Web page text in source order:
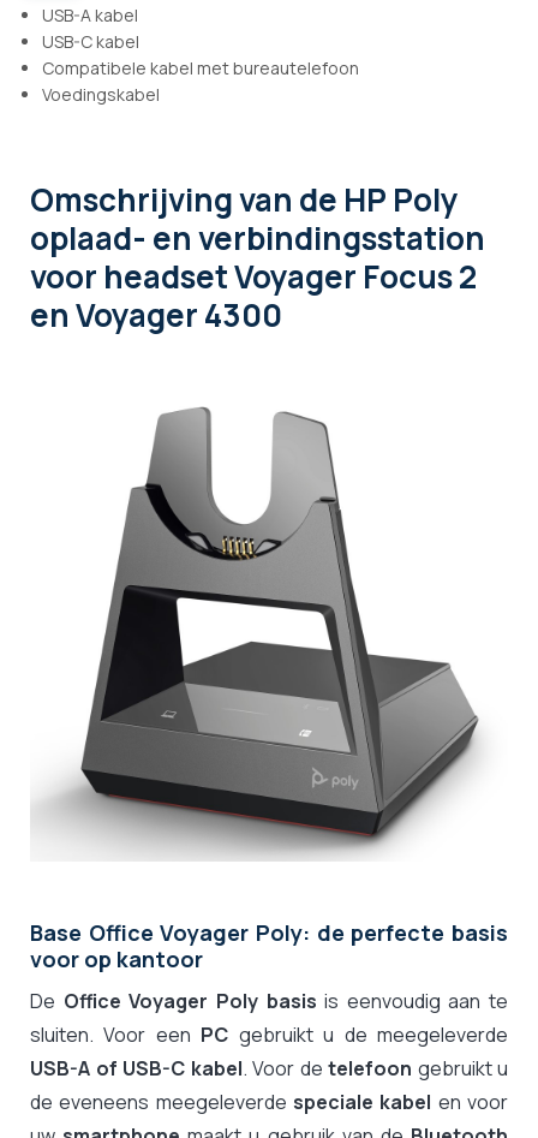
USB-A kabel
USB-C kabel
Compatibele kabel met bureautelefoon
Voedingskabel
Omschrijvingvan de HP Poly
oplaad- en verbindingsstation
voor headset Voyager Focus 2
en Voyager 4300
Base Office Voyager Poly: de perfecte basis
voor op kantoor
De Office Voyager Poly basis is eenvoudig aan te
sluiten. Voor een PC gebruikt u de meegeleverde
USB-A of USB-C kabel. Voor de telefoon gebruikt u
de eveneens meegeleverde speciale kabel en voor